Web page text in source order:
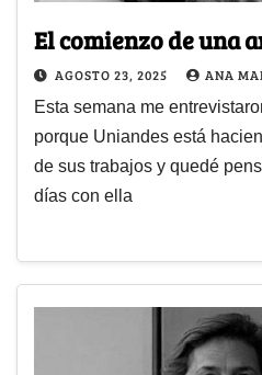
El comienzo de una
AGOSTO 23, 2025 ANA
Esta semana me
porque Uniandes está
de sus trabajos y quedé
días con ella